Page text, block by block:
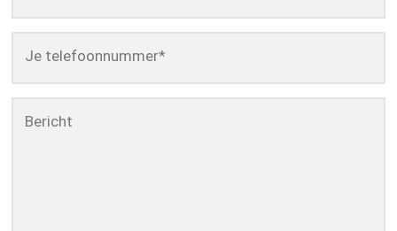
Je telefoonnummer*
Bericht